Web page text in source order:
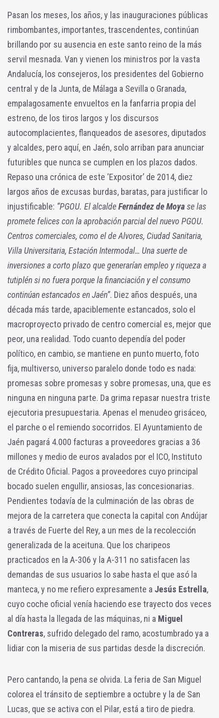
Pasan los meses, los años, y las inauguraciones públicas
rimbombantes, importantes, trascendentes, continúan
brillando por su ausencia en este santo reino de la más
servil mesnada. Van y vienen los ministros por la vasta
Andalucía, los consejeros, los presidentes del Gobierno
central y de la Junta, de Málaga a Sevilla o Granada,
empalagosamente envueltos en la fanfarria propia del
estreno, de los tiros largos y los discursos
autocomplacientes, flanqueados de asesores, diputados
y alcaldes, pero aquí, en Jaén, solo arriban para anunciar
futuribles que nunca se cumplen en los plazos dados.
Repaso una crónica de este ‘Expositor’ de 2014, diez
largos años de excusas burdas, baratas, para justificar lo
injustificable: “PGOU. El alcaldeFernández de Moyase las
promete felices con la aprobación parcial del nuevo PGOU.
Centros comerciales, como el de Alvores, Ciudad Sanitaria,
Villa Universitaria, Estación Intermodal… Una suerte de
inversiones a corto plazo que generarían empleo y riqueza a
tutiplén si no fuera porque la financiación y el consumo
continúan estancados en Jaén”. Diez años después, una
década más tarde, apaciblemente estancados, solo el
macroproyecto privado de centro comercial es, mejor que
peor, una realidad. Todo cuanto dependía del poder
político, en cambio, se mantiene en punto muerto, foto
fija, multiverso, universo paralelo donde todo es nada:
promesas sobre promesas y sobre promesas, una, que es
ninguna en ninguna parte. Da grima repasar nuestra triste
ejecutoria presupuestaria. Apenas el menudeo grisáceo,
el parche o el remiendo socorridos. El Ayuntamiento de
Jaén pagará 4.000 facturas a proveedores gracias a 36
millones y medio de euros avalados por el ICO, Instituto
de Crédito Oficial. Pagos a proveedores cuyo principal
bocado suelen engullir, ansiosas, las concesionarias.
Pendientes todavía de la culminación de las obras de
mejora de la carretera que conecta la capital con Andújar
a través de Fuerte del Rey, a un mes de la recolección
generalizada de la aceituna. Que los charipeos
practicados en la A-306 y la A-311 no satisfacen las
demandas de sus usuarios lo sabe hasta el que asó la
manteca, y no me refiero expresamente a Jesús Estrella,
cuyo coche oficial venía haciendo ese trayecto dos veces
al día hasta la llegada de las máquinas, ni a Miguel
Contreras, sufrido delegado del ramo, acostumbrado ya a
lidiar con la miseria de sus partidas desde la discreción.
Pero cantando, la pena se olvida. La feria de San Miguel
colorea el tránsito de septiembre a octubre y la de San
Lucas, que se activa con el Pilar, está a tiro de piedra.